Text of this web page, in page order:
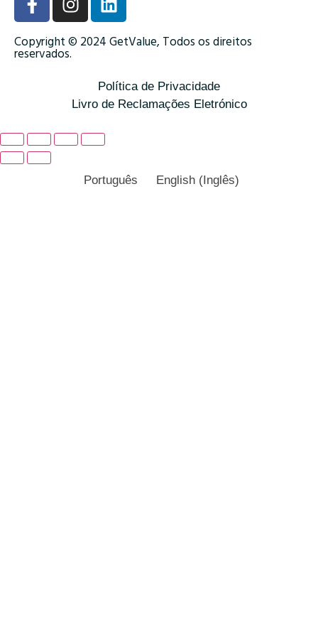
Copyright © 2024 GetValue, Todos os direitos
reservados.
Política de Privacidade
Livro de Reclamações Eletrónico
Português English (Inglês)